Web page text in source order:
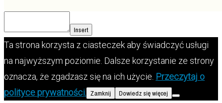
Insert
Ta strona korzysta z ciasteczek aby świadczyć usługi
na najwyższym poziomie. Dalsze korzystanie ze strony
oznacza, że zgadzasz się na ich użycie. Przeczytaj o
polityce prywatności. Zamknij Dowiedz się więcej